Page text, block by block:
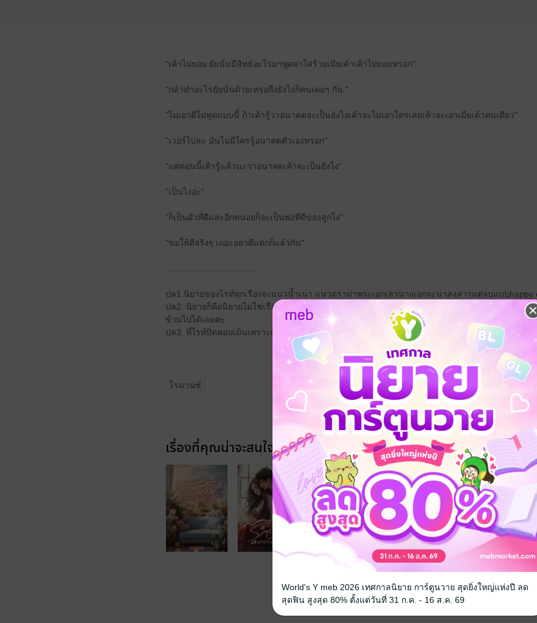
"เค้าไม่ยอม ยัยนั่นมีสิทธ์อะไรมาพูดจาใส่ร้ายเมียเค้าเค้าไม่ยอมหรอก"
"กล้าทำอะไรยัยนั่นด้วยเหรอถึงยังไงก็คนเคยๆ กัน."
"ไม่เอาดิไม่พูดแบบนี้ ถ้าเค้ารู้ว่าอนาคตจะเป็นยังไงเค้าจะไม่เอาใครเลยเค้าจะเอาเมียเค้าคนเดียว"
"เวอร์ไปละ มันไม่มีใครรู้อนาคตตัวเองหรอก"
"แต่ตอนนี้เค้ารู้แล้วนะว่าอนาคตเค้าจะเป็นยังไง"
"เป็นไงอ่ะ"
"ก็เป็นผัวที่ดีและอีกหน่อยก็จะเป็นพ่อที่ดีของลูกไง"
"ขอให้ดีจริงๆ เถอะอย่าดีแตกก็แล้วกัน"
ปล1.นิยายของไรท์ทุกเรื่องจะแนวน้ำเน่า แนวดราม่าพระเอกเลวนางเอกจะน่าสงสารแต่จบแบบhappy
ปล2. นิยายก็คือนิยายไม่ใช่เรื่องจริงแต่งมาเพื่อความบรรเทิงอ่านคลายเครียด เพราะแบบนี้ไรท์ถึงบอก
ข้ามไปได้เลยค่ะ
ปล3. ที่ไรท์ปิดคอมเม้นเพราะเจอคอมเม้นที่บั่นทอนจิตใจก็เลยปิดไปซะเพื่อความสบายใจ
โรมานซ์
เรื่องที่คุณน่าจะสนใจ
World's Y meb 2026 เทศกาลนิยาย การ์ตูนวาย สุดยิ่งใหญ่แห่งปี ลด
สุดฟิน สูงสุด 80% ตั้งแต่วันที่ 31 ก.ค. - 16 ส.ค. 69